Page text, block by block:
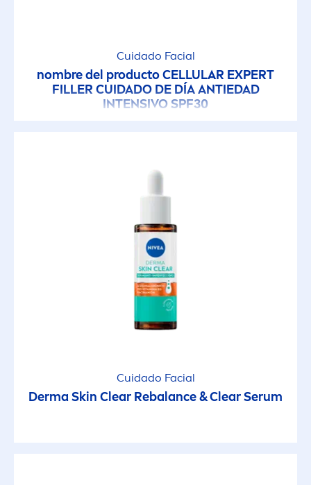
Cuidado Facial
nombre del productoCELLULAR EXPERT
FILLER CUIDADO DE DÍA ANTIEDAD
INTENSIVO SPF30
Cuidado Facial
DermaSkin Clear Rebalance& Clear Serum